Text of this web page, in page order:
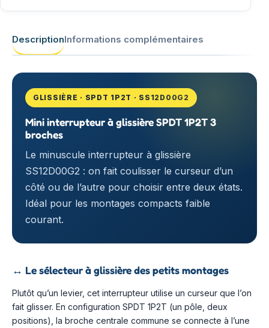
DescriptionInformations complémentaires
GLISSIÈRE · SPDT 1P2T · SS12D00G2
Mini interrupteur à glissière SPDT 1P2T 3
broches
Le minuscule interrupteur à glissière
SS12D00G2 : on fait coulisser le curseur d’un
côté ou de l’autre pour choisir entre deux états.
Idéal pour les montages compacts faible
courant.
↔️ Le sélecteur à glissière des petits montages
Plutôt qu’un levier, cet interrupteur utilise un curseur que l’on
fait glisser. En configuration SPDT 1P2T (un pôle, deux
positions), la broche centrale commune se connecte à l’une